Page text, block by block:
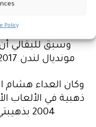
Policy
ميدالية ذهبية هي
الألعاب
وسبق للبقالي
مونديال لندن 2017 وبرونزية 2019 في قطر.
وكان العداء هشام
ذهبية في الألعاب
2004 بذهيبتي 1500 و5 آلاف متر.